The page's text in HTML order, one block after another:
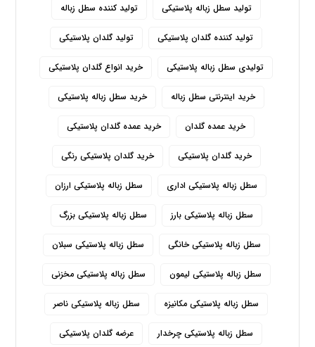
تولید سطل زباله پلاستیکی تولید کننده سطل زباله
تولید کننده گلدان پلاستیکی تولید گلدان پلاستیکی
تولیدی سطل زباله پلاستیکی خرید انواع گلدان پلاستیکی
خرید اینترنتی سطل زباله خرید سطل زباله پلاستیکی
خرید عمده گلدان خرید عمده گلدان پلاستیکی
خرید گلدان پلاستیکی خرید گلدان پلاستیکی رنگی
سطل زباله پلاستیکی اداری سطل زباله پلاستیکی ارزان
سطل زباله پلاستیکی بارز سطل زباله پلاستیکی بزرگ
سطل زباله پلاستیکی خانگی سطل زباله پلاستیکی سبلان
سطل زباله پلاستیکی لیمون سطل زباله پلاستیکی مخزنی
سطل زباله پلاستیکی مکانیزه سطل زباله پلاستیکی ناصر
سطل زباله پلاستیکی چرخدار عرضه گلدان پلاستیکی